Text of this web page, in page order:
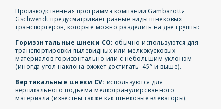
Производственная программа компании Gambarotta
Gschwendt предусматривает разные виды шнековых
транспортеров, которые можно разделить на две группы:
Горизонтальные шнеки CO: обычно используются для
транспортировки пылевидных или мелкокусковых
материалов горизонтально или с небольшим уклоном
(иногда угол наклона ожжет достигать 45° и выше).
Вертикальные шнеки CV: используются для
вертикального подъема мелкогранулированного
материала (известны также как шнековые элеваторы).